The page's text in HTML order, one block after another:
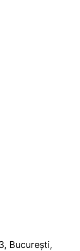
București,